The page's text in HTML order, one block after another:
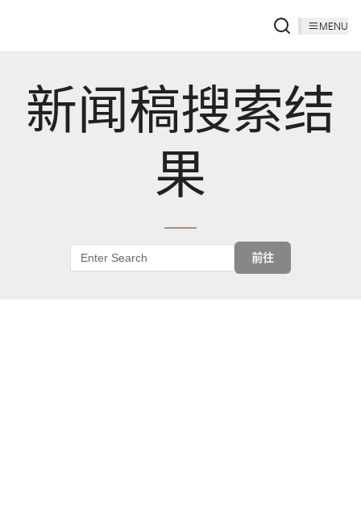
MENU
新闻稿搜索结
果
前往